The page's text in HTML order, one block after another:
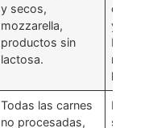
y secos,
mozzarella,
productos sin
lactosa.
oveja y
yogur,
Todas las carnes
no procesadas,